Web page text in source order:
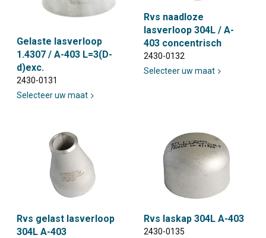
Gelaste lasverloop
1.4307 / A-403 L=3(D-
d)exc.
2430-0131
Selecteer uw maat
Rvs naadloze
lasverloop 304L / A-
403 concentrisch
2430-0132
Selecteer uw maat
Rvs gelast lasverloop
304L A-403
Rvs laskap 304L A-403
2430-0135